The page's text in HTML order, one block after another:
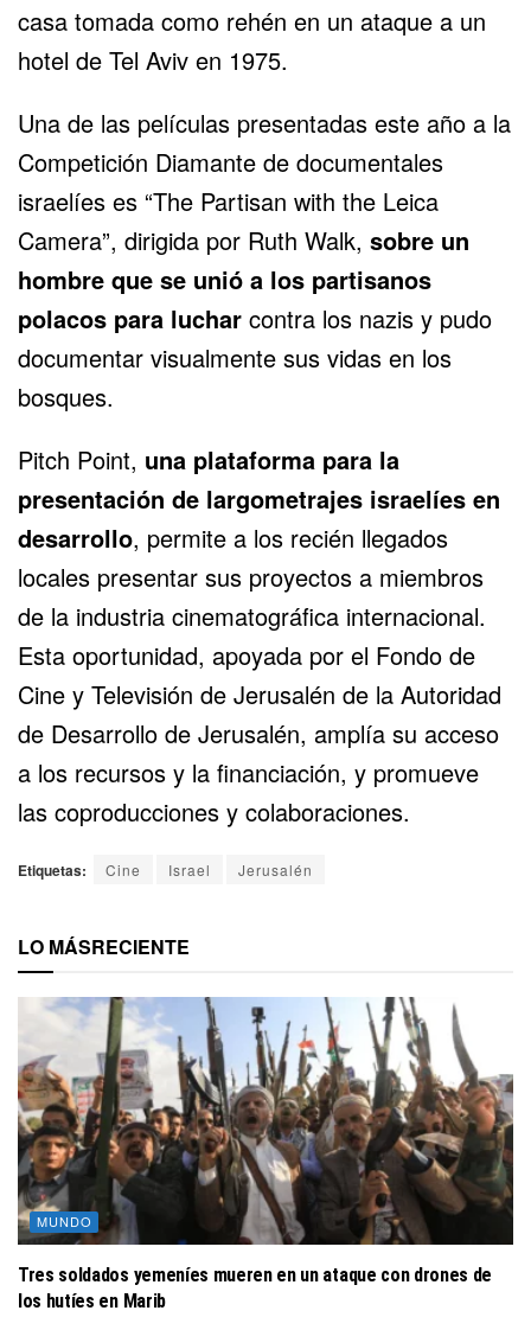
casa tomada como rehén en un ataque a un
hotel de Tel Aviv en 1975.
Una de las películas presentadas este año a la
Competición Diamante de documentales
israelíes es “The Partisan with the Leica
Camera”, dirigida por Ruth Walk, sobre un
hombre que se unió a los partisanos
polacos para luchar contra los nazis y pudo
documentar visualmente sus vidas en los
bosques.
Pitch Point, una plataforma para la
presentación de largometrajes israelíes en
desarrollo, permite a los recién llegados
locales presentar sus proyectos a miembros
de la industria cinematográfica internacional.
Esta oportunidad, apoyada por el Fondo de
Cine y Televisión de Jerusalén de la Autoridad
de Desarrollo de Jerusalén, amplía su acceso
a los recursos y la financiación, y promueve
las coproducciones y colaboraciones.
Etiquetas: Cine Israel Jerusalén
LO MÁSRECIENTE
MUNDO
Tres soldados yemeníes mueren en un ataque con drones de
los hutíes en Marib